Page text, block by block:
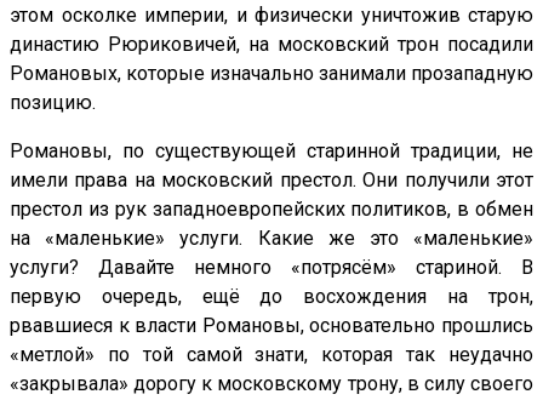
этом осколке империи, и физически уничтожив старую
династию Рюриковичей, на московский трон посадили
Романовых, которые изначально занимали прозападную
позицию.
Романовы, по существующей старинной традиции, не
имели права на московский престол. Они получили этот
престол из рук западноевропейских политиков, в обмен
на «маленькие» услуги. Какие же это «маленькие»
услуги? Давайте немного «потрясём» стариной. В
первую очередь, ещё до восхождения на трон,
рвавшиеся к власти Романовы, основательно прошлись
«метлой» по той самой знати, которая так неудачно
«закрывала» дорогу к московскому трону, в силу своего